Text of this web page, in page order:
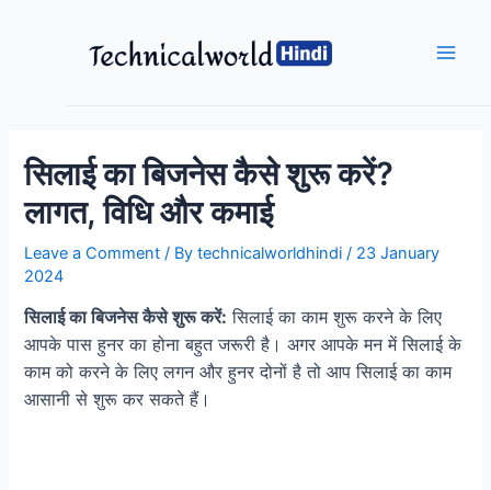
सिलाई का बिजनेस कैसे शुरू करें?
लागत, विधि और कमाई
Leave a Comment / Bytechnicalworldhindi/ 23 January
2024
सिलाई का बिजनेस कैसे शुरू करें: सिलाई का काम शुरू करने के लिए
आपके पास हुनर का होना बहुत जरूरी है। अगर आपके मन में सिलाई के
काम को करने के लिए लगन और हुनर दोनों है तो आप सिलाई का काम
आसानी से शुरू कर सकते हैं।